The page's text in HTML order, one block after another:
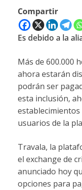
Compartir
Es debido a la
Más de 600.000
ahora estarán
podrán ser
esta inclusión,
usuarios de la
Travala, la
el exchange de
anunciado hoy
opciones para